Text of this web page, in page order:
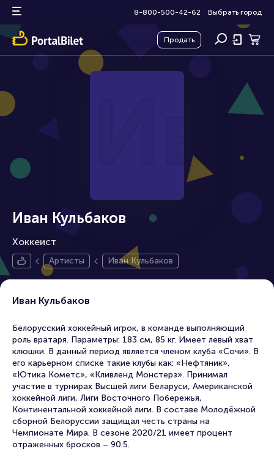
8-800-500-42-62 Выбрать город
Продать
Иван Кульбаков
Хоккеист
Артисты Иван Кульбаков
Иван Кульбаков
Белорусский хоккейный игрок, в команде выполняющий
роль вратаря. Параметры: 183 см, 85 кг. Имеет левый хват
клюшки. В данный период является членом клуба «Сочи». В
его карьерном списке такие клубы как: «Нефтяник»,
«Ютика Кометс», «Кливленд Монстерз». Принимал
участие в турнирах Высшей лиги Беларуси, Американской
хоккейной лиги, Лиги Восточного Побережья,
Континентальной хоккейной лиги. В составе Молодёжной
сборной Белоруссии защищал честь страны на
Чемпионате Мира. В сезоне 2020/21 имеет процент
отраженных бросков – 90.5.